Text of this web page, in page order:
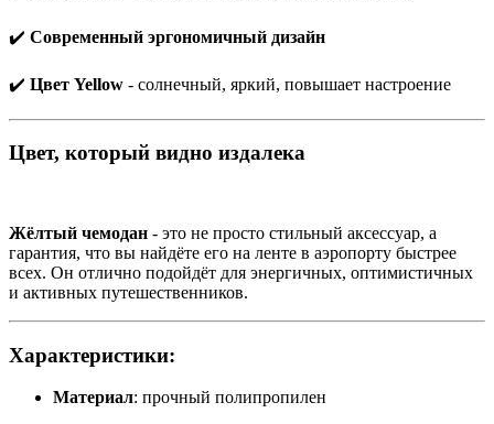
✔️ Современный эргономичный дизайн
✔️ Цвет Yellow - солнечный, яркий, повышает настроение
Цвет, который видно издалека
Жёлтый чемодан - это не просто стильный аксессуар, а
гарантия, что вы найдёте его на ленте в аэропорту быстрее
всех. Он отлично подойдёт для энергичных, оптимистичных
и активных путешественников.
Характеристики:
Материал: прочный полипропилен